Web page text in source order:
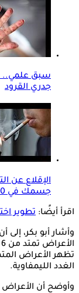
سبق علمي..
جدري القرود
الإقلاع عن
جسمك في 20 دقيقة؟
اقرأ أيضًا: تطوير
وأشار أبو بكر،
تظهر الأعراض
الغدد الليمفاوية.
وأوضح أن الأعراض